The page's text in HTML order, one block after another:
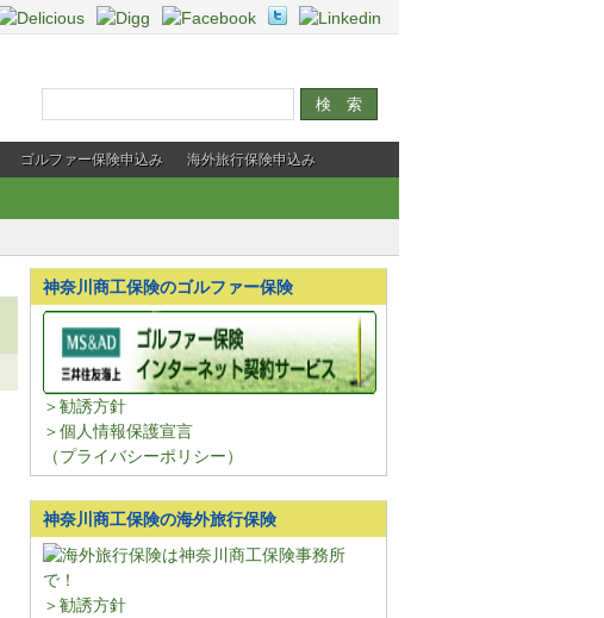
ゴルファー保険申込み 海外旅行保険申込み
神奈川商工保険のゴルファー保険
＞勧誘方針
＞個人情報保護宣言
（プライバシーポリシー）
神奈川商工保険の海外旅行保険
＞勧誘方針